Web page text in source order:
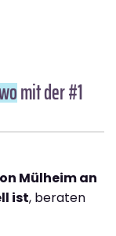
mit der #1
Mülheim an
ist, beraten